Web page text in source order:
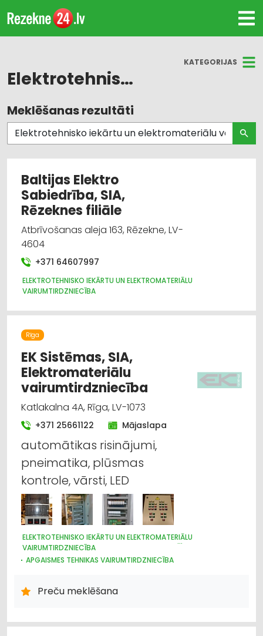
KATEGORIJAS
Elektrotehnisko iekārtu un elektromateriālu vairumtirdzniecība
Visas nozares
Elektrotehnisko iekārtu un elektromateriālu
Elektrotehnisko iekārtu un elektromateriālu
vairumtirdzniecība
Apgaismes tehnikas vairumtirdzniecība
Celtniecības un remonta darbi
Būvmateriālu, būvkonstrukciju tirdzniecība
Būvmateriālu, būvkonstrukciju
vairumtirdzniecība
Dizains un interjers; priekšmeti un pakalpojumi
Elektromontāža, elektroinstalācija
Meklēšanas rezultāti
Baltijas Elektro
Sabiedrība, SIA,
Rēzeknes filiāle
Atbrīvošanas aleja 163, Rēzekne, LV-
4604
+371 64607997
ELEKTROTEHNISKO IEKĀRTU UN ELEKTROMATERIĀLU
VAIRUMTIRDZNIECĪBA
Rīga
EK Sistēmas, SIA,
Elektromateriālu
vairumtirdzniecība
Katlakalna 4A, Rīga, LV-1073
+371 25661122 Mājaslapa
automātikas risinājumi,
pneimatika, plūsmas
kontrole, vārsti, LED
ELEKTROTEHNISKO IEKĀRTU UN ELEKTROMATERIĀLU
VAIRUMTIRDZNIECĪBA
APGAISMES TEHNIKAS VAIRUMTIRDZNIECĪBA
TIRDZNIECĪBA
Preču meklēšana